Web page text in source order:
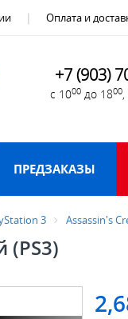
Оплата и
+7 (903)
с 1000 до 1800
ПРЕДЗАКАЗЫ
3 Assassin's
(PS3)